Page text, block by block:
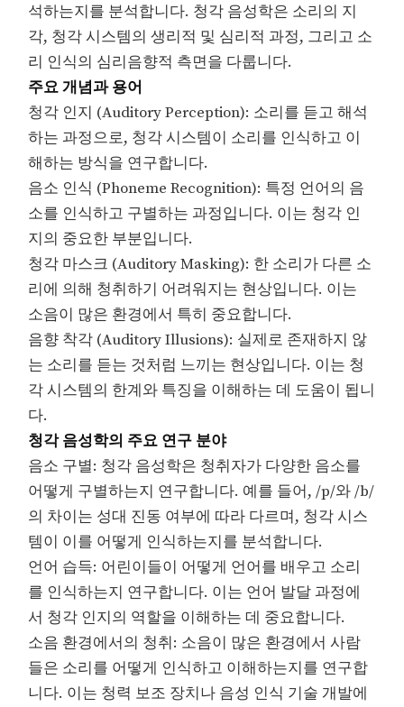
석하는지를 분석합니다. 청각 음성학은 소리의 지
각, 청각 시스템의 생리적 및 심리적 과정, 그리고 소
리 인식의 심리음향적 측면을 다룹니다.
주요 개념과 용어
청각 인지 (Auditory Perception): 소리를 듣고 해석
하는 과정으로, 청각 시스템이 소리를 인식하고 이
해하는 방식을 연구합니다.
음소 인식 (Phoneme Recognition): 특정 언어의 음
소를 인식하고 구별하는 과정입니다. 이는 청각 인
지의 중요한 부분입니다.
청각 마스크 (Auditory Masking): 한 소리가 다른 소
리에 의해 청취하기 어려워지는 현상입니다. 이는
소음이 많은 환경에서 특히 중요합니다.
음향 착각 (Auditory Illusions): 실제로 존재하지 않
는 소리를 듣는 것처럼 느끼는 현상입니다. 이는 청
각 시스템의 한계와 특징을 이해하는 데 도움이 됩니
다.
청각 음성학의 주요 연구 분야
음소 구별: 청각 음성학은 청취자가 다양한 음소를
어떻게 구별하는지 연구합니다. 예를 들어, /p/와 /b/
의 차이는 성대 진동 여부에 따라 다르며, 청각 시스
템이 이를 어떻게 인식하는지를 분석합니다.
언어 습득: 어린이들이 어떻게 언어를 배우고 소리
를 인식하는지 연구합니다. 이는 언어 발달 과정에
서 청각 인지의 역할을 이해하는 데 중요합니다.
소음 환경에서의 청취: 소음이 많은 환경에서 사람
들은 소리를 어떻게 인식하고 이해하는지를 연구합
니다. 이는 청력 보조 장치나 음성 인식 기술 개발에